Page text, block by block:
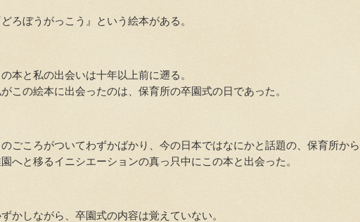
ろぼうがっこう』という絵本がある。
本と私の出会いは十年以上前に遡る。
この絵本に出会ったのは、保育所の卒園式の日であった。
ごころがついてわずかばかり、今の日本ではなにかと話題の、保育所から
へと移るイニシエーションの真っ只中にこの本と出会った。
かしながら、卒園式の内容は覚えていない。